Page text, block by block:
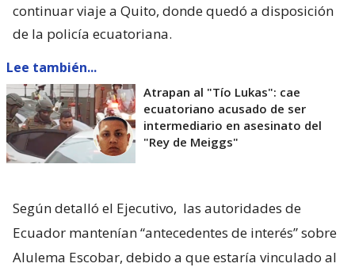
continuar viaje a Quito, donde quedó a disposición
de la policía ecuatoriana.
Lee también...
Atrapan al "Tío Lukas": cae
ecuatoriano acusado de ser
intermediario en asesinato del
"Rey de Meiggs"
Según detalló el Ejecutivo, las autoridades de
Ecuador mantenían “antecedentes de interés” sobre
Alulema Escobar, debido a que estaría vinculado al